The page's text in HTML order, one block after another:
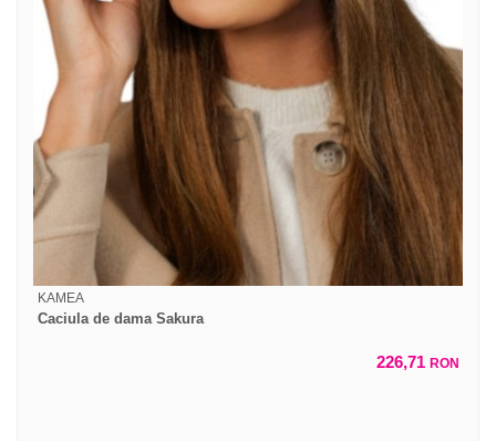
KAMEA
Caciula de dama Sakura
226,71 RON